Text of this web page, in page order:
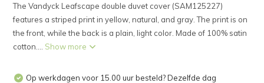
The Vandyck Leafscape double duvet cover (SAM125227)
features a striped print in yellow, natural, and gray. The print is on
the front, while the back is a plain, light color. Made of 100% satin
cotton.... Show more
Op werkdagen voor 15.00 uur besteld? Dezelfde dag